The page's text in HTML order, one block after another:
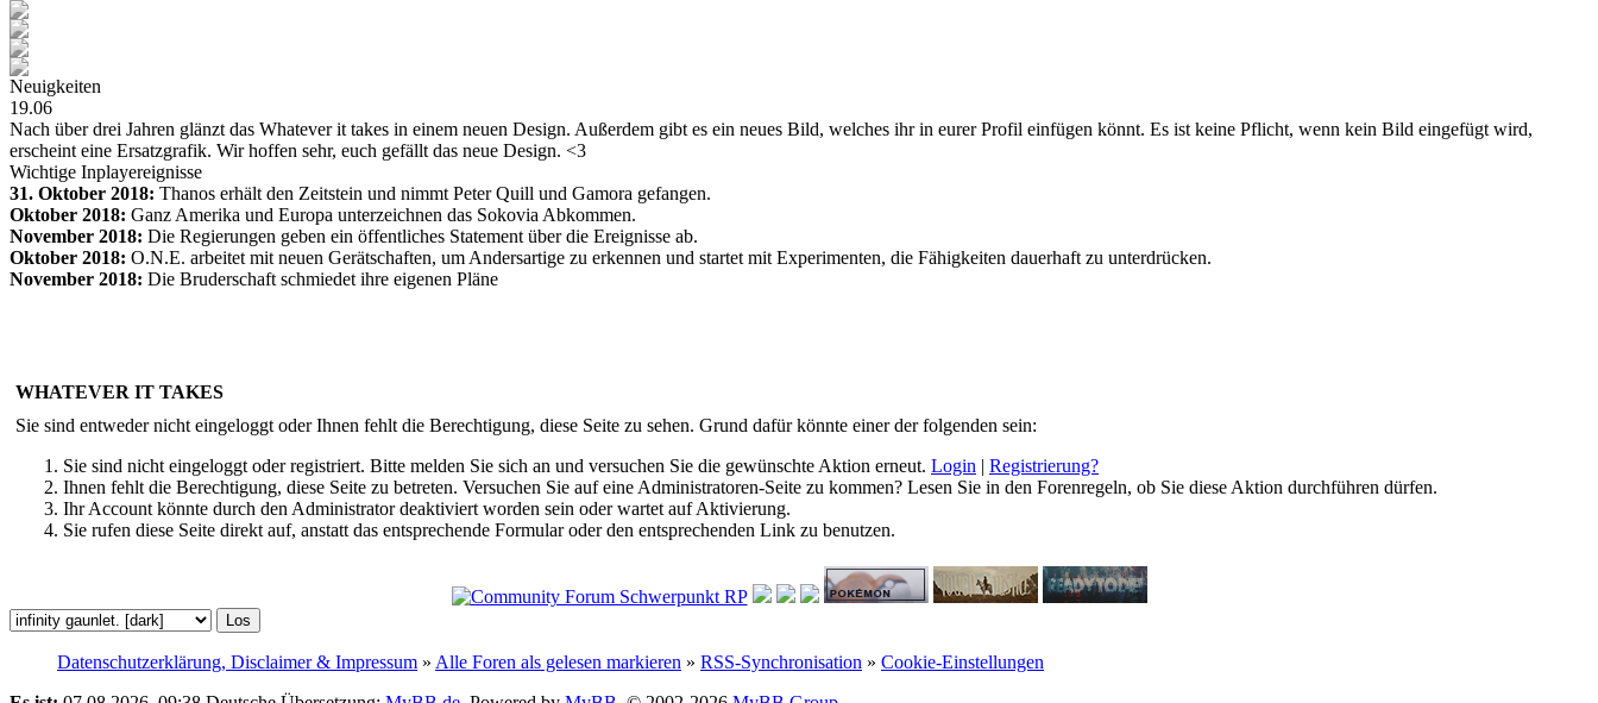
Neuigkeiten
19.06
Nach über drei Jahren glänzt das Whatever it takes in einem neuen Design. Außerdem gibt es ein neues Bild, welches ihr in eurer Profil einfügen könnt. Es ist keine Pflicht, wenn kein Bild eingefügt wird,
erscheint eine Ersatzgrafik. Wir hoffen sehr, euch gefällt das neue Design. <3
Wichtige Inplayereignisse
31. Oktober 2018: Thanos erhält den Zeitstein und nimmt Peter Quill und Gamora gefangen.
Oktober 2018: Ganz Amerika und Europa unterzeichnen das Sokovia Abkommen.
November 2018: Die Regierungen geben ein öffentliches Statement über die Ereignisse ab.
Oktober 2018: O.N.E. arbeitet mit neuen Gerätschaften, um Andersartige zu erkennen und startet mit Experimenten, die Fähigkeiten dauerhaft zu unterdrücken.
November 2018: Die Bruderschaft schmiedet ihre eigenen Pläne
WHATEVER IT TAKES
Sie sind entweder nicht eingeloggt oder Ihnen fehlt die Berechtigung, diese Seite zu sehen. Grund dafür könnte einer der folgenden sein:
Sie sind nicht eingeloggt oder registriert. Bitte melden Sie sich an und versuchen Sie die gewünschte Aktion erneut. Login | Registrierung?
Ihnen fehlt die Berechtigung, diese Seite zu betreten. Versuchen Sie auf eine Administratoren-Seite zu kommen? Lesen Sie in den Forenregeln, ob Sie diese Aktion durchführen dürfen.
Ihr Account könnte durch den Administrator deaktiviert worden sein oder wartet auf Aktivierung.
Sie rufen diese Seite direkt auf, anstatt das entsprechende Formular oder den entsprechenden Link zu benutzen.
Datenschutzerklärung, Disclaimer & Impressum » Alle Foren als gelesen markieren » RSS-Synchronisation » Cookie-Einstellungen